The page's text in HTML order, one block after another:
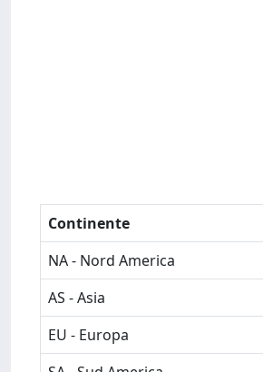
Continente
NA - Nord America
AS - Asia
EU - Europa